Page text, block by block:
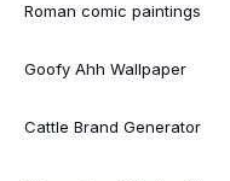
Roman comic paintings
Goofy Ahh Wallpaper
Cattle Brand Generator